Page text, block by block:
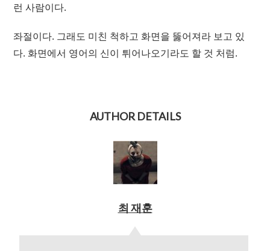
런 사람이다.
좌절이다. 그래도 미친 척하고 화면을 뚫어져라 보고 있
다. 화면에서 영어의 신이 튀어나오기라도 할 것 처럼.
AUTHOR DETAILS
최 재훈